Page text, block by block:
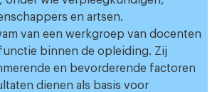
en artsen.
van een werkgroep van docenten
binnen de opleiding. Zij
en bevorderende factoren
dienen als basis voor